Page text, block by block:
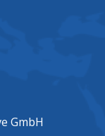
GmbH